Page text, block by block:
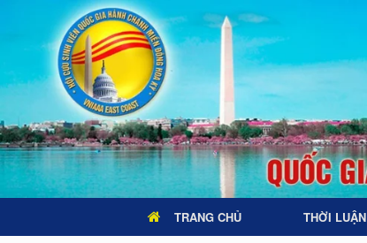
TRANG CHỦ THỜI LUẬN